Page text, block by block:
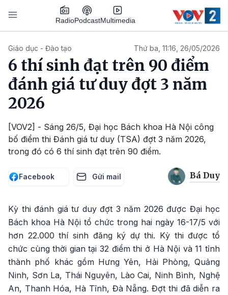
Nhảy đến nội dung
RadioPodcastMultimedia
Giáo dục - Đào tạo Thứ ba, 11:16, 26/05/2026
6 thí sinh đạt trên 90 điểm
đánh giá tư duy đợt 3 năm
2026
[VOV2] - Sáng 26/5, Đại học Bách khoa Hà Nội công
bố điểm thi Đánh giá tư duy (TSA) đợt 3 năm 2026,
trong đó có 6 thí sinh đạt trên 90 điểm.
Facebook Gửi mail Bá Duy
Kỳ thi đánh giá tư duy đợt 3 năm 2026 được Đại học
Bách khoa Hà Nội tổ chức trong hai ngày 16-17/5 với
hơn 22.000 thí sinh đăng ký dự thi. Kỳ thi được tổ
chức cùng thời gian tại 32 điểm thi ở Hà Nội và 11 tỉnh
thành phố khác gồm Hưng Yên, Hải Phòng, Quảng
Ninh, Sơn La, Thái Nguyên, Lào Cai, Ninh Bình, Nghệ
An, Thanh Hóa, Hà Tĩnh, Đà Nẵng. Đợt thi đã diễn ra